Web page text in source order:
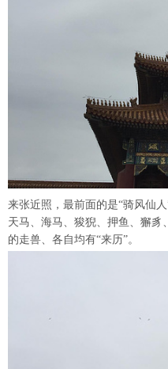
来张近照，最前面的是“骑风仙
天马、海马、狻猊、押鱼、獬
的走兽、各自均有“来历”。